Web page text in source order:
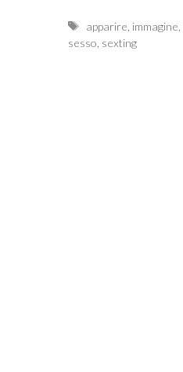
Tags
apparire immagine
sesso sexting